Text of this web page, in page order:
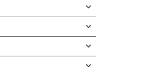
อกหุ้มด้วยสแตนเลสถัก
เมื่อทำการชุบสี และไม่ขึ้น